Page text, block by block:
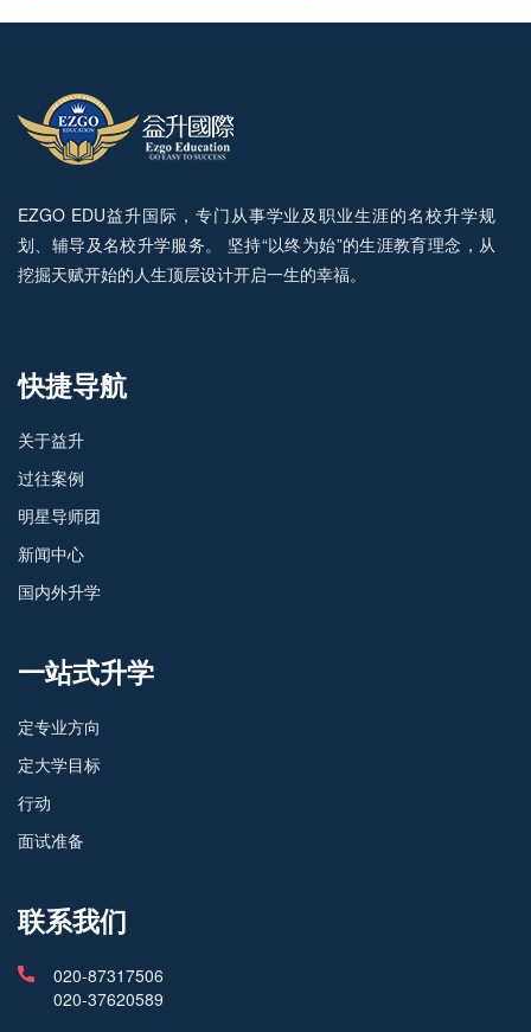
EZGO EDU益升国际，专门从事学业及职业生涯的名校升学规
划、辅导及名校升学服务。 坚持“以终为始”的生涯教育理念，从
挖掘天赋开始的人生顶层设计开启一生的幸福。
快捷导航
关于益升
过往案例
明星导师团
新闻中心
国内外升学
一站式升学
定专业方向
定大学目标
行动
面试准备
联系我们
020-87317506
020-37620589